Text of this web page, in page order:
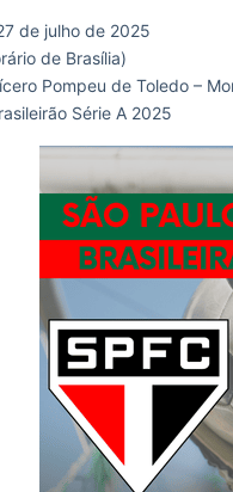
de julho de 2025
de Brasília)
Pompeu de Toledo –
Série A 2025